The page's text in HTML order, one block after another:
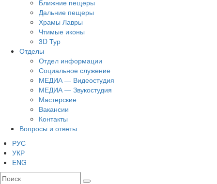
Ближние пещеры
Дальние пещеры
Храмы Лавры
Чтимые иконы
3D Тур
Отделы
Отдел информации
Социальное служение
МЕДИА — Видеостудия
МЕДИА — Звукостудия
Мастерские
Вакансии
Контакты
Вопросы и ответы
РУС
УКР
ENG